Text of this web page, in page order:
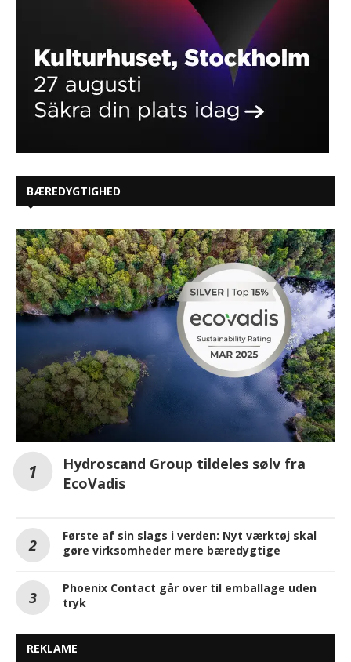
BÆREDYGTIGHED
Hydroscand Group tildeles sølv fra
EcoVadis
Første af sin slags i verden: Nyt værktøj skal
gøre virksomheder mere bæredygtige
Phoenix Contact går over til emballage uden
tryk
REKLAME